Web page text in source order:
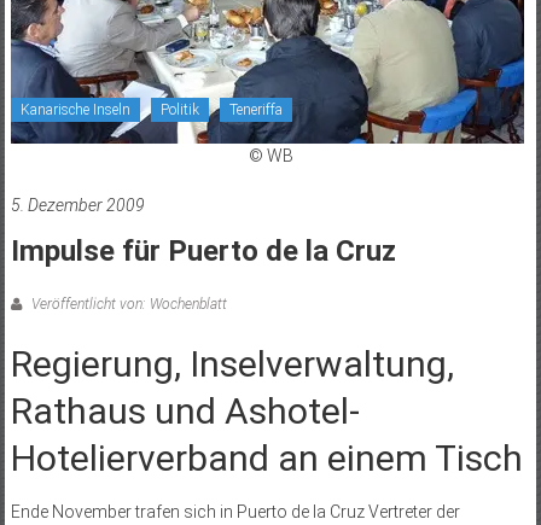
Kanarische Inseln Politik Teneriffa
© WB
5. Dezember 2009
Impulse für Puerto de la Cruz
Veröffentlicht von: Wochenblatt
Regierung, Inselverwaltung,
Rathaus und Ashotel-
Hotelierverband an einem Tisch
Ende November trafen sich in Puerto de la Cruz Vertreter der